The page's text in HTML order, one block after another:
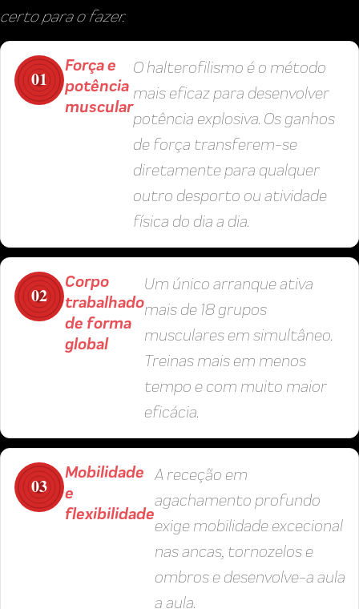
certo para o fazer.
01
Força e
potência
muscular
O halterofilismo é o método
mais eficaz para desenvolver
potência explosiva. Os ganhos
de força transferem-se
diretamente para qualquer
outro desporto ou atividade
física do dia a dia.
02
Corpo
trabalhado
de forma
global
Um único arranque ativa
mais de 18 grupos
musculares em simultâneo.
Treinas mais em menos
tempo e com muito maior
eficácia.
03
Mobilidade
e
flexibilidade
A receção em
agachamento profundo
exige mobilidade excecional
nas ancas, tornozelos e
ombros e desenvolve-a aula
a aula.